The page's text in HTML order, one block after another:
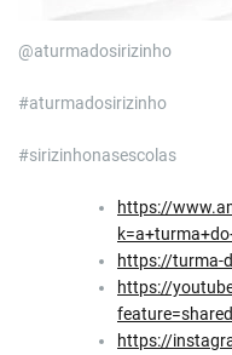
@aturmadosirizinho
#aturmadosirizinho
#sirizinhonasescolas
https://
https://turma-
https://
feature=shared
https://